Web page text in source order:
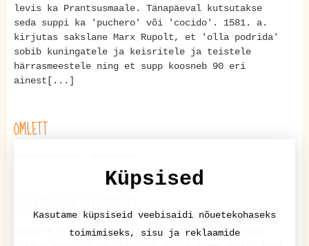
levis ka Prantsusmaale. Tänapäeval kutsutakse
seda suppi ka 'puchero' või 'cocido'. 1581. a.
kirjutas sakslane Marx Rupolt, et 'olla podrida'
sobib kuningatele ja keisritele ja teistele
härrasmeestele ning et supp koosneb 90 eri
ainest[...]
OMLETT
ONDATRA EHK PIISAMROTT
Ondatra on vee-eluviisiga suur näriline; keha
Küpsised
Kasutame küpsiseid veebisaidi nõuetekohaseks
toimimiseks, sisu ja reklaamide